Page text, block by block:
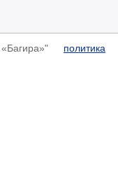
«Багира»" политика